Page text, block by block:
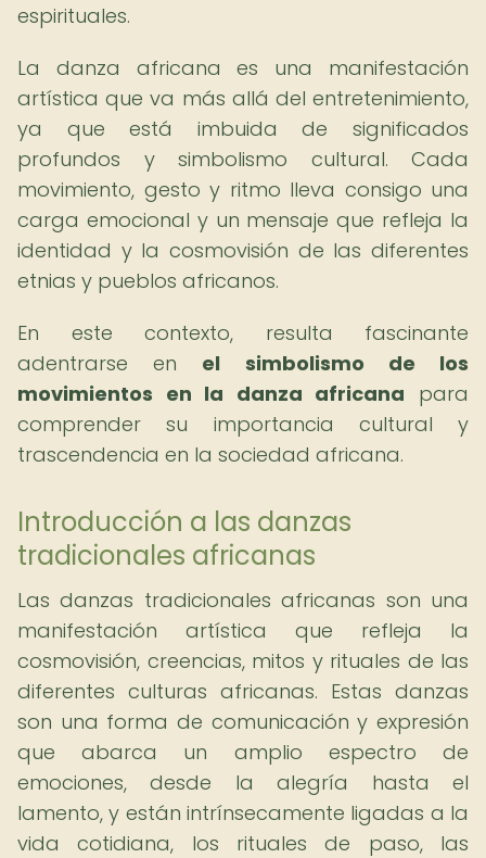
espirituales.
La danza africana es una manifestación
artística que va más allá del entretenimiento,
ya que está imbuida de significados
profundos y simbolismo cultural. Cada
movimiento, gesto y ritmo lleva consigo una
carga emocional y un mensaje que refleja la
identidad y la cosmovisión de las diferentes
etnias y pueblos africanos.
En este contexto, resulta fascinante
adentrarse en el simbolismo de los
movimientos en la danza africana para
comprender su importancia cultural y
trascendencia en la sociedad africana.
Introducción a las danzas
tradicionales africanas
Las danzas tradicionales africanas son una
manifestación artística que refleja la
cosmovisión, creencias, mitos y rituales de las
diferentes culturas africanas. Estas danzas
son una forma de comunicación y expresión
que abarca un amplio espectro de
emociones, desde la alegría hasta el
lamento, y están intrínsecamente ligadas a la
vida cotidiana, los rituales de paso, las